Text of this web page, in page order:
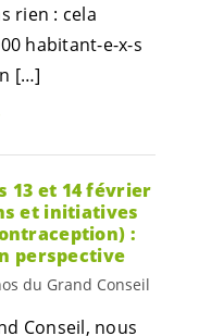
rien : cela
habitant-e-x-s
[…]
13 et 14 février
et initiatives
:
perspective
du Grand Conseil
Conseil, nous